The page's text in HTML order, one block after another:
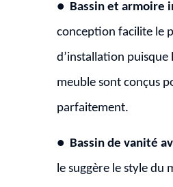
● Bassin et armoire
conception facilite le
d’installation puisque
meuble sont conçus
parfaitement.
● Bassin de vanité
le suggère le style du